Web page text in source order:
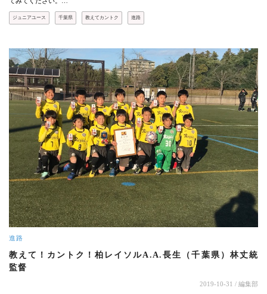
ジュニアユース 千葉県 教えてカントク 進路
進路
教えて！カントク！柏レイソルA.A.長生（千葉県）林丈統
監督
2019-10-31 / 編集部